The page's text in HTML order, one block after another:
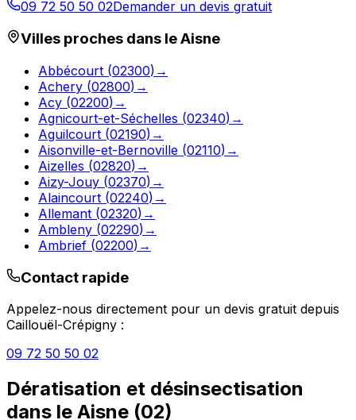
09 72 50 50 02Demander un devis gratuit
Villes proches dans leAisne
Abbécourt (02300) →
Achery (02800) →
Acy (02200) →
Agnicourt-et-Séchelles (02340) →
Aguilcourt (02190) →
Aisonville-et-Bernoville (02110) →
Aizelles (02820) →
Aizy-Jouy (02370) →
Alaincourt (02240) →
Allemant (02320) →
Ambleny (02290) →
Ambrief (02200) →
Contact rapide
Appelez-nous directement pour un devis gratuit depuis
Caillouël-Crépigny :
09 72 50 50 02
Dératisation et désinsectisation
dans le Aisne (02)